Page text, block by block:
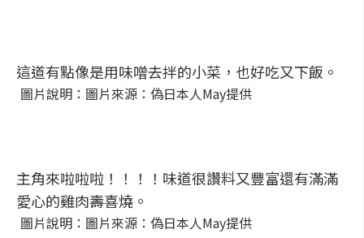
這道有點像是用味噌去拌的小菜，也好吃又下飯。
圖片說明：圖片來源：偽日本人May提供
主角來啦啦啦！！！！味道很讚料又豐富還有滿滿
愛心的雞肉壽喜燒。
圖片說明：圖片來源：偽日本人May提供